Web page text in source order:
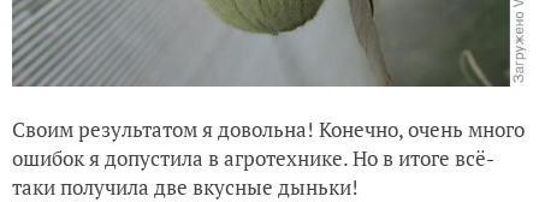
Своим результатом я довольна! Конечно, очень много
ошибок я допустила в агротехнике. Но в итоге всё-
таки получила две вкусные дыньки!